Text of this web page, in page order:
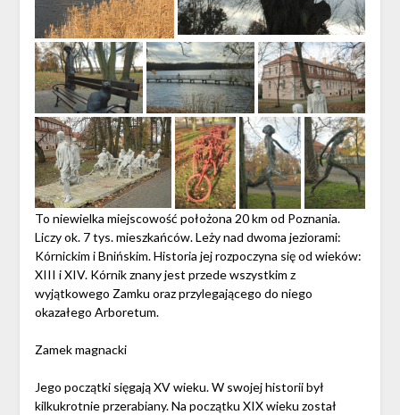
To niewielka miejscowość położona 20 km od Poznania.
Liczy ok. 7 tys. mieszkańców. Leży nad dwoma jeziorami:
Kórnickim i Bnińskim. Historia jej rozpoczyna się od wieków:
XIII i XIV. Kórnik znany jest przede wszystkim z
wyjątkowego Zamku oraz przylegającego do niego
okazałego Arboretum.
Zamek magnacki
Jego początki sięgają XV wieku. W swojej historii był
kilkukrotnie przerabiany. Na początku XIX wieku został